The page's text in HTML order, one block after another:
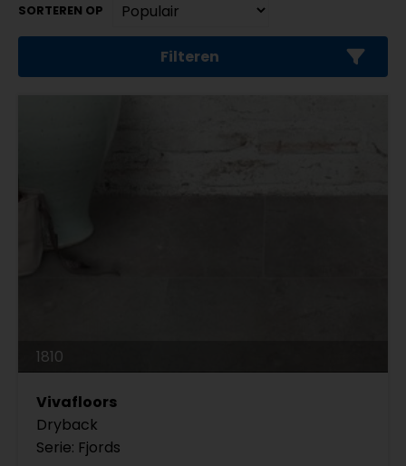
SORTEREN OP
Filteren
1810
Vivafloors
Dryback
Serie: Fjords